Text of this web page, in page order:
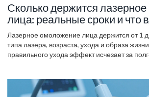
Сколько держится
лица: реальные сроки и что
результат
Лазерное омоложение лица держится от 1
типа лазера, возраста, ухода и образа
правильного ухода эффект исчезает за